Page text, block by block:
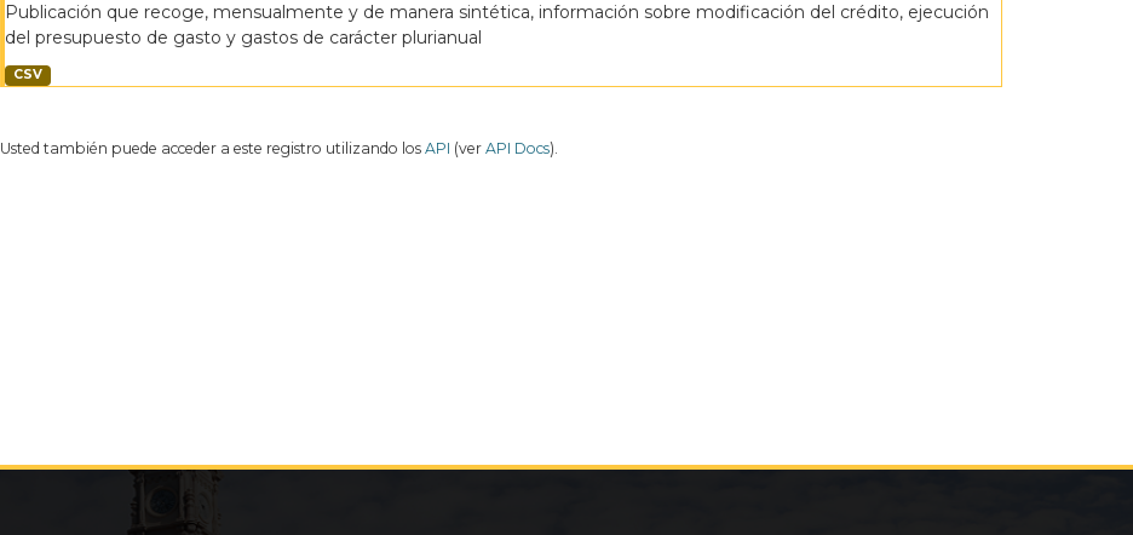
Publicación que recoge, mensualmente y de manera sintética, información sobre modificación del crédito, ejecución
del presupuesto de gasto y gastos de carácter plurianual
CSV
Usted también puede acceder a este registro utilizando los API (ver API Docs).